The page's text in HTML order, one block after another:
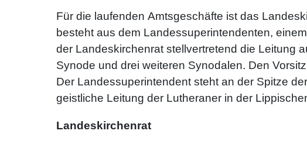
Für die laufenden Amtsgeschäfte ist das
besteht aus dem Landessuperintendenten,
der Landeskirchenrat stellvertretend die Leitung
Synode und drei weiteren Synodalen. Den
Der Landessuperintendent steht an der Spitze
geistliche Leitung der Lutheraner in der
Landeskirchenrat